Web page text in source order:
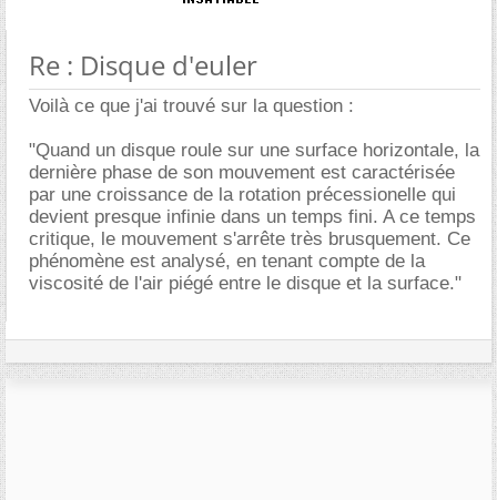
Re : Disque d'euler
Voilà ce que j'ai trouvé sur la question :
"Quand un disque roule sur une surface horizontale, la
dernière phase de son mouvement est caractérisée
par une croissance de la rotation précessionelle qui
devient presque infinie dans un temps fini. A ce temps
critique, le mouvement s'arrête très brusquement. Ce
phénomène est analysé, en tenant compte de la
viscosité de l'air piégé entre le disque et la surface."